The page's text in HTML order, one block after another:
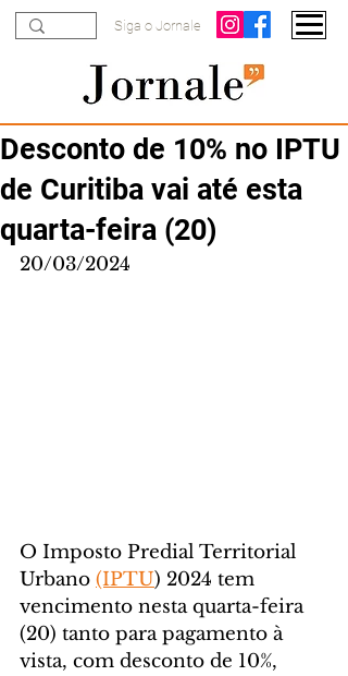
Siga o Jornale
Desconto de 10% no IPTU
de Curitiba vai até esta
quarta-feira (20)
20/03/2024
O Imposto Predial Territorial
Urbano (IPTU) 2024 tem
vencimento nesta quarta-feira
(20) tanto para pagamento à
vista, com desconto de 10%,